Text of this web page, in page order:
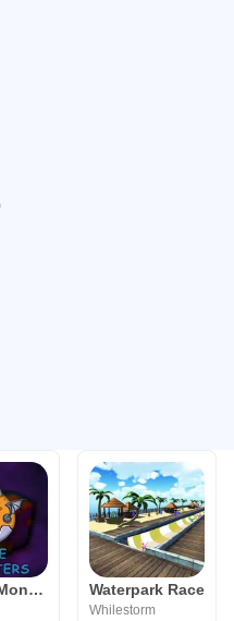
Story of Monsters: Idle Waterpark Race
Whilestorm